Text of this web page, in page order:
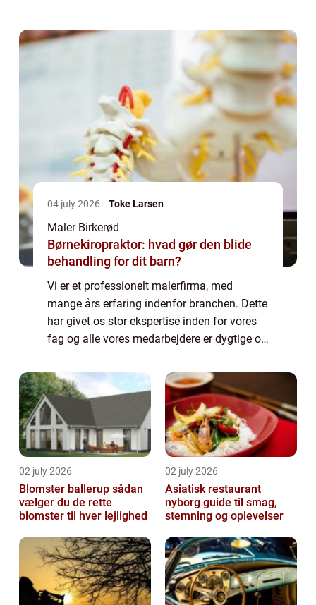
04 july 2026 Toke Larsen
Maler Birkerød
Børnekiropraktor: hvad gør den blide
behandling for dit barn?
Vi er et professionelt malerfirma, med
mange års erfaring indenfor branchen. Dette
har givet os stor ekspertise inden for vores
fag og alle vores medarbejdere er dygtige og
baggrundsviden omkring alt, hvad der kan ...
02 july 2026
Blomster ballerup sådan
vælger du de rette
blomster til hver lejlighed
02 july 2026
Asiatisk restaurant
nyborg guide til smag,
stemning og oplevelser